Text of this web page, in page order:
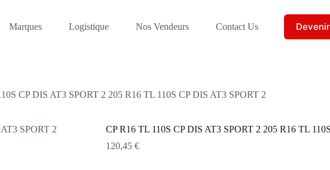
Marques Logistique Nos Vendeurs Contact Us
CP DIS AT3 SPORT 2 205 R16 TL 110S CP DIS AT3 SPORT 2
CP R16 TL 110S CP DIS AT3 SPORT 2 205 R16 TL
120,45 €